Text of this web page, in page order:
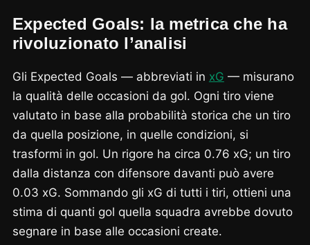
Expected Goals: la metrica che ha
rivoluzionato l’analisi
Gli Expected Goals — abbreviati in xG — misurano
la qualità delle occasioni da gol. Ogni tiro viene
valutato in base alla probabilità storica che un tiro
da quella posizione, in quelle condizioni, si
trasformi in gol. Un rigore ha circa 0.76 xG; un tiro
dalla distanza con difensore davanti può avere
0.03 xG. Sommando gli xG di tutti i tiri, ottieni una
stima di quanti gol quella squadra avrebbe dovuto
segnare in base alle occasioni create.